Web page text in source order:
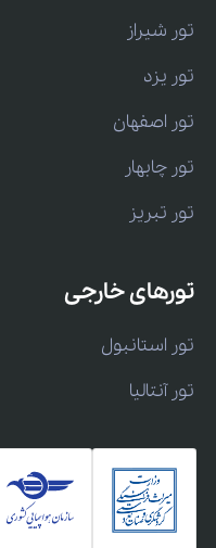
تور شیراز
تور یزد
تور اصفهان
تور چابهار
تور تبریز
تورهای خارجی
تور استانبول
تور آنتالیا